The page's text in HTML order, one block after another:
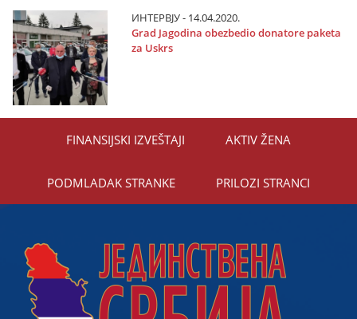
ИНТЕРВЈУ - 14.04.2020.
Grad Јagodina obezbedio donatore paketa
za Uskrs
FINANSIЈSKI IZVEŠTAЈI AKTIV ŽENA
PODMLADAK STRANKE PRILOZI STRANCI